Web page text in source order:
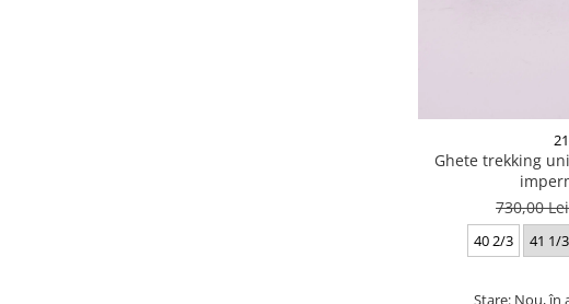
Ghete trekking
730,00
40 2/3 41 1/3